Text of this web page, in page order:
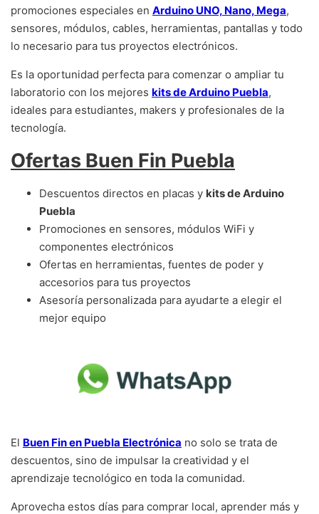
promociones especiales en Arduino UNO, Nano, Mega,
sensores, módulos, cables, herramientas, pantallas y todo
lo necesario para tus proyectos electrónicos.
Es la oportunidad perfecta para comenzar o ampliar tu
laboratorio con los mejores kits de Arduino Puebla,
ideales para estudiantes, makers y profesionales de la
tecnología.
Ofertas Buen Fin Puebla
Descuentos directos en placas y kits de Arduino
Puebla
Promociones en sensores, módulos WiFi y
componentes electrónicos
Ofertas en herramientas, fuentes de poder y
accesorios para tus proyectos
Asesoría personalizada para ayudarte a elegir el
mejor equipo
El Buen Fin en Puebla Electrónica no solo se trata de
descuentos, sino de impulsar la creatividad y el
aprendizaje tecnológico en toda la comunidad.
Aprovecha estos días para comprar local, aprender más y